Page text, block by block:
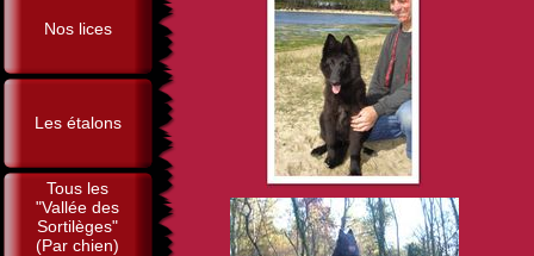
Nos lices
Les étalons
Tous les
"Vallée des
Sortilèges"
(Par chien)